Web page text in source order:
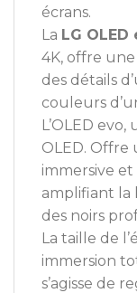
écrans.
La LG OLED
4K, offre
des détails
couleurs
L’OLED
OLED. Offre
immersive
amplifiant la
des noirs
La taille de
immersion
s’agisse de